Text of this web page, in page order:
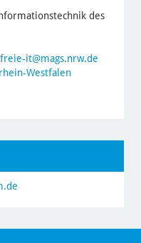
des
it@mags.nrw.de
Westfalen